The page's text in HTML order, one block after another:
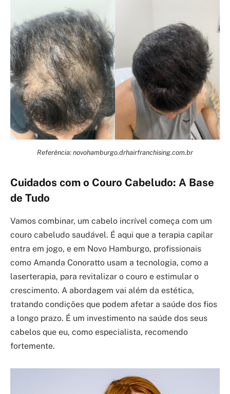
Referência: novohamburgo.drhairfranchising.com.br
Cuidados com o Couro Cabeludo: A Base
de Tudo
Vamos combinar, um cabelo incrível começa com um
couro cabeludo saudável. É aqui que a terapia capilar
entra em jogo, e em Novo Hamburgo, profissionais
como Amanda Conoratto usam a tecnologia, como a
laserterapia, para revitalizar o couro e estimular o
crescimento. A abordagem vai além da estética,
tratando condições que podem afetar a saúde dos fios
a longo prazo. É um investimento na saúde dos seus
cabelos que eu, como especialista, recomendo
fortemente.